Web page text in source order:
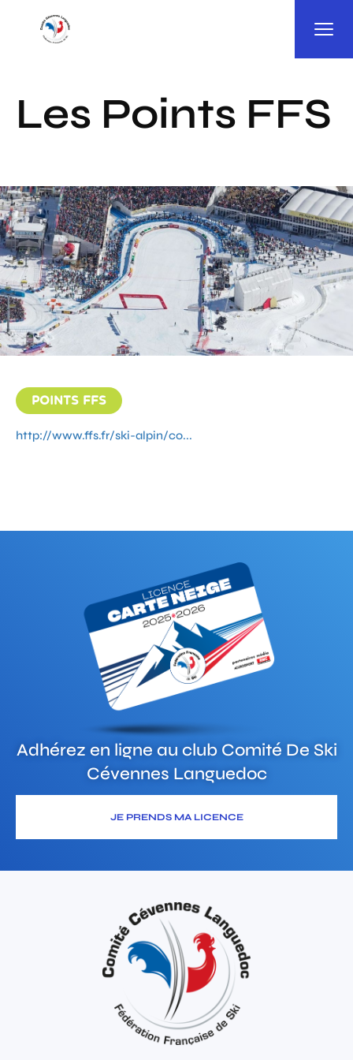
Les Points FFS
POINTS FFS
http://www.ffs.fr/ski-alpin/co...
Adhérez en ligne au club Comité De Ski
Cévennes Languedoc
JE PRENDS MA LICENCE